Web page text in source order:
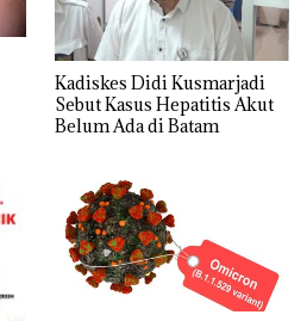
Kadiskes Didi Kusmarjadi
Sebut Kasus Hepatitis Akut
Belum Ada di Batam